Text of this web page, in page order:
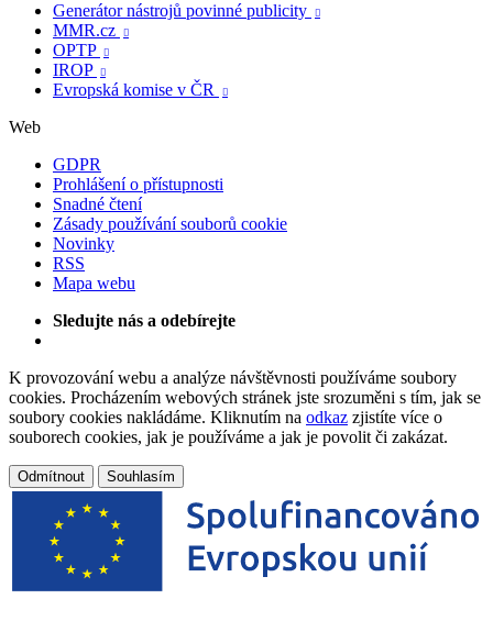
Generátor nástrojů povinné publicity 
MMR.cz 
OPTP 
IROP 
Evropská komise v ČR 
Web
GDPR
Prohlášení o přístupnosti
Snadné čtení
Zásady používání souborů cookie
Novinky
RSS
Mapa webu
Sledujte nás a odebírejte
K provozování webu a analýze návštěvnosti používáme soubory
cookies. Procházením webových stránek jste srozuměni s tím, jak se
soubory cookies nakládáme. Kliknutím na odkaz zjistíte více o
souborech cookies, jak je používáme a jak je povolit či zakázat.
Odmítnout Souhlasím